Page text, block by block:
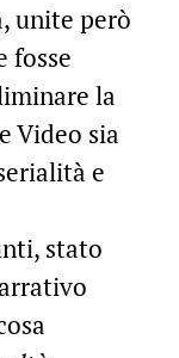
unite però
fosse
la
Video sia
e
stato